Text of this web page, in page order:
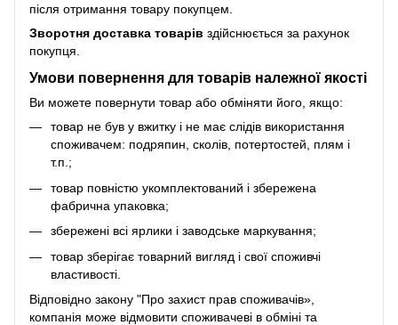
після отримання товару покупцем.
Зворотня доставка товарів здійснюється за рахунок
покупця.
Умови повернення для товарів належної якості
Ви можете повернути товар або обміняти його, якщо:
товар не був у вжитку і не має слідів використання
споживачем: подряпин, сколів, потертостей, плям і
т.п.;
товар повністю укомплектований і збережена
фабрична упаковка;
збережені всі ярлики і заводське маркування;
товар зберігає товарний вигляд і свої споживчі
властивості.
Відповідно закону "Про захист прав споживачів»
компанія може відмовити споживачеві в обміні та